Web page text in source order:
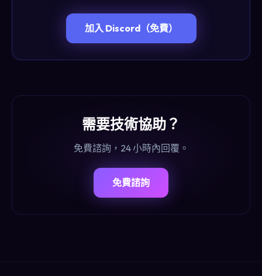
加入 Discord（免費）
需要技術協助？
免費諮詢，24 小時內回覆。
免費諮詢